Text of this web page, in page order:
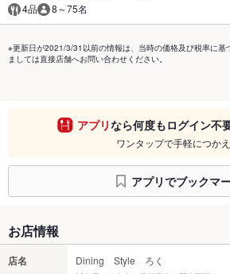
4品 8～75名
※更新日が2021/3/31以前の情報は、当時の価格及び税率に基
ましては直接店舗へお問い合わせください。
アプリなら何度もログイン不
ワンタップで手軽につか
アプリでブックマ
お店情報
店名 Dining Style ろく